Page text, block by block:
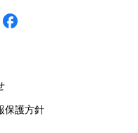
保護方針